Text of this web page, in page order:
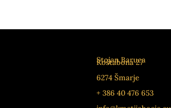
Stojan Baruca
Koštabona 27
6274 Šmarje
+ 386 40 476 653